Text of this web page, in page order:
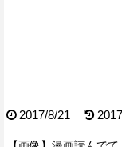
2017/8/21